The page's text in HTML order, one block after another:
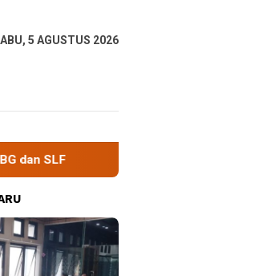
5 AGUSTUS 2026
Nusantara Priangan Timur Soroti Efektivitas